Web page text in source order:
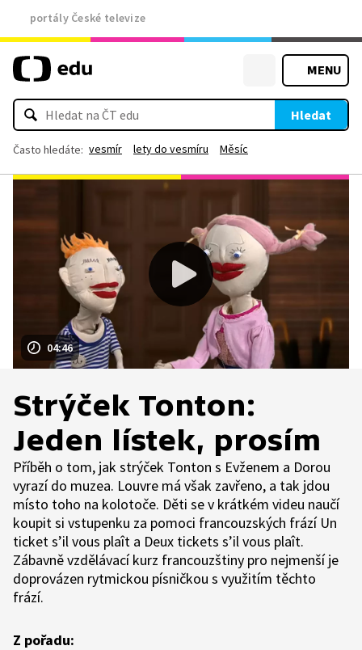
portály České televize
MENU
Hledat
Často hledáte: vesmír lety do vesmíru Měsíc
04:46
Strýček Tonton:
Jeden lístek, prosím
Příběh o tom, jak strýček Tonton s Evženem a Dorou
vyrazí do muzea. Louvre má však zavřeno, a tak jdou
místo toho na kolotoče. Děti se v krátkém videu naučí
koupit si vstupenku za pomoci francouzských frází Un
ticket s’il vous plaît a Deux tickets s’il vous plaît.
Zábavně vzdělávací kurz francouzštiny pro nejmenší je
doprovázen rytmickou písničkou s využitím těchto
frází.
Z pořadu: